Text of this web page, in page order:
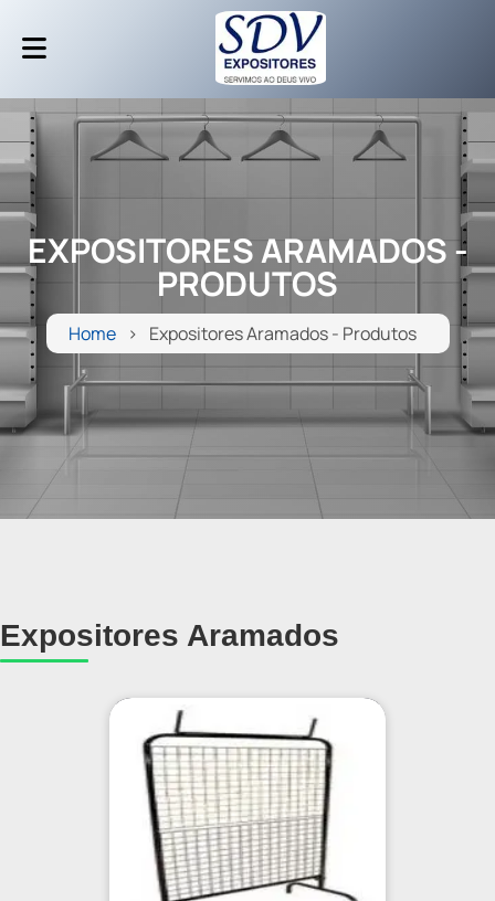
EXPOSITORES ARAMADOS -
PRODUTOS
Home Expositores Aramados - Produtos
Expositores Aramados